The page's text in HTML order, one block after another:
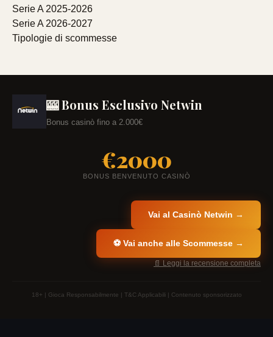
Serie A 2025-2026
Serie A 2026-2027
Tipologie di scommesse
🎰 Bonus Esclusivo Netwin
Bonus casinò fino a 2.000€
€2000
BONUS BENVENUTO CASINÒ
Vai al Casinò Netwin →
⚽ Vai anche alle Scommesse →
📄 Leggi la recensione completa
18+ | Gioca Responsabilmente | T&C Applicabili | Contenuto sponsorizzato